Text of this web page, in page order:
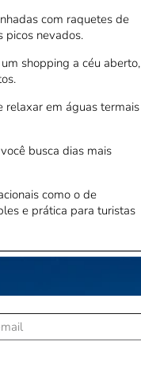
com raquetes de
picos nevados.
shopping a céu aberto,
relaxar em águas termais
busca dias mais
como o de
e prática para turistas